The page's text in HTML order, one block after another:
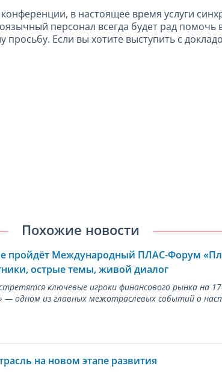
в настоящее время услуги
персонал всегда будет рад
Если вы хотите выступить с
Похожие новости
пройдёт Международный ПЛАС-Форум
острые темы, живой диалог
ключевые игроки финансового рынка
— одном из главных межотраслевых событий о
на новом этапе развития